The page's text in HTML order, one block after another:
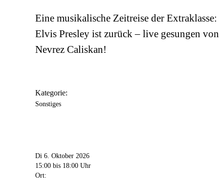
Eine musikalische Zeitreise der Extraklasse:
Elvis Presley ist zurück – live gesungen von
Nevrez Caliskan!
Kategorie:
Sonstiges
Di 6. Oktober 2026
15:00 bis 18:00 Uhr
Ort: